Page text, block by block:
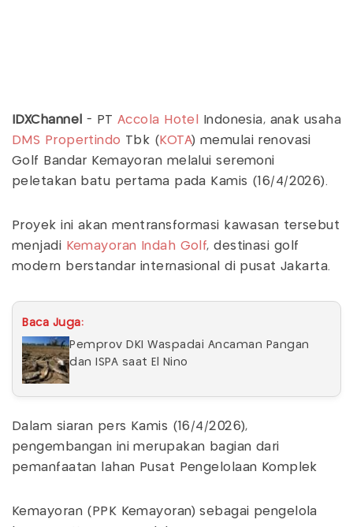
IDXChannel - PTAccola Hotel
Indonesia, anak usaha
DMS Propertindo Tbk ( KOTA) memulai renovasi
Golf Bandar Kemayoran melalui seremoni
peletakan batu pertama pada Kamis (16/4/2026).
Proyek ini akan mentransformasi kawasan tersebut
menjadi Kemayoran Indah Golf, destinasi golf
modern berstandar internasional di pusat Jakarta.
Baca Juga:
Pemprov DKI Waspadai Ancaman Pangan
dan ISPA saat El Nino
Dalam siaran pers Kamis (16/4/2026),
pengembangan ini merupakan bagian dari
pemanfaatan lahan Pusat Pengelolaan Komplek
Kemayoran (PPK Kemayoran) sebagai pengelola